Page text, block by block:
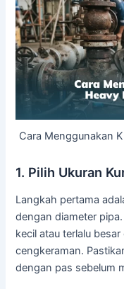
Cara Menggunakan
1. Pilih Ukuran
Langkah pertama
dengan diameter
kecil atau terlalu
cengkeraman.
dengan pas sebelum